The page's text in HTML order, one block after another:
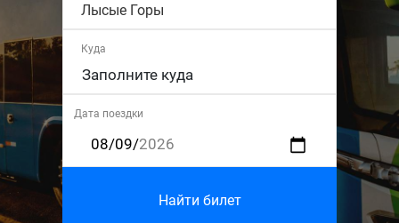
Лысые Горы
Куда
Дата поездки
Найти билет